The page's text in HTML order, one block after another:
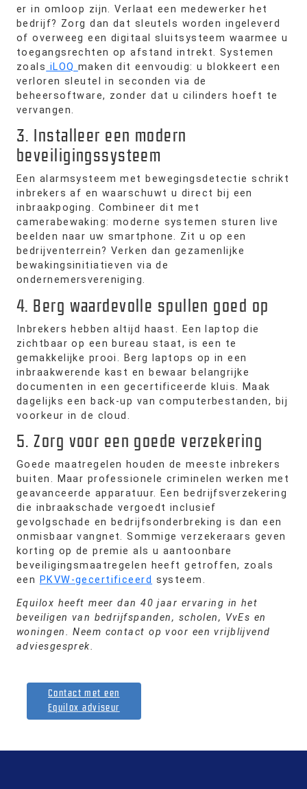
er in omloop zijn. Verlaat een medewerker het
bedrijf? Zorg dan dat sleutels worden ingeleverd
of overweeg een digitaal sluitsysteem waarmee u
toegangsrechten op afstand intrekt. Systemen
zoals iLOQ maken dit eenvoudig: u blokkeert een
verloren sleutel in seconden via de
beheersoftware, zonder dat u cilinders hoeft te
vervangen.
3. Installeer een modern
beveiligingssysteem
Een alarmsysteem met bewegingsdetectie schrikt
inbrekers af en waarschuwt u direct bij een
inbraakpoging. Combineer dit met
camerabewaking: moderne systemen sturen live
beelden naar uw smartphone. Zit u op een
bedrijventerrein? Verken dan gezamenlijke
bewakingsinitiatieven via de
ondernemersvereniging.
4. Berg waardevolle spullen goed op
Inbrekers hebben altijd haast. Een laptop die
zichtbaar op een bureau staat, is een te
gemakkelijke prooi. Berg laptops op in een
inbraakwerende kast en bewaar belangrijke
documenten in een gecertificeerde kluis. Maak
dagelijks een back-up van computerbestanden, bij
voorkeur in de cloud.
5. Zorg voor een goede verzekering
Goede maatregelen houden de meeste inbrekers
buiten. Maar professionele criminelen werken met
geavanceerde apparatuur. Een bedrijfsverzekering
die inbraakschade vergoedt inclusief
gevolgschade en bedrijfsonderbreking is dan een
onmisbaar vangnet. Sommige verzekeraars geven
korting op de premie als u aantoonbare
beveiligingsmaatregelen heeft getroffen, zoals
een PKVW-gecertificeerd systeem.
Equilox heeft meer dan 40 jaar ervaring in het
beveiligen van bedrijfspanden, scholen, VvEs en
woningen. Neem contact op voor een vrijblijvend
adviesgesprek.
Contact met een
Equilox adviseur